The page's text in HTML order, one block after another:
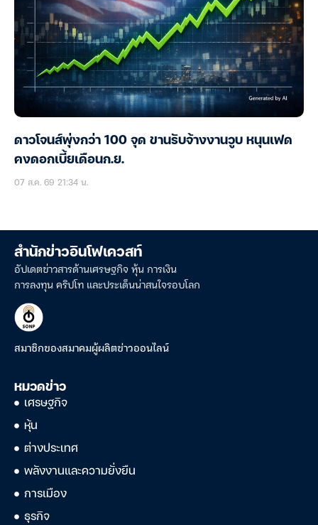
ดาวโจนส์พุ่งกว่า 100 จุด ขานรับจ้างงานวูบ หนุนเฟด
คงดอกเบี้ยเดือนก.ย.
07 ส.ค. 69 21:34 น.
สำนักข่าวอินโฟเควสท์
อัปเดตข่าวสารด้านเศรษฐกิจ หุ้น การเงิน
การลงทุน คริปโท และประเด็นน่าสนใจรอบโลก
สมาชิกของสมาคมผู้ผลิตข่าวออนไลน์
หมวดข่าว
เศรษฐกิจ
หุ้น
ต่างประเทศ
พลังงานและความยั่งยืน
การเมือง
ธุรกิจ